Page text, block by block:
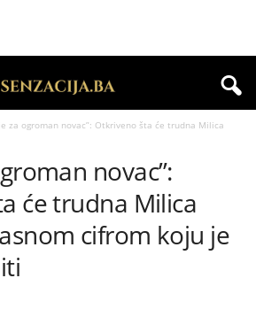
za ogroman novac”: Otkriveno šta će trudna Milica
novac”:
će trudna Milica
cifrom koju je